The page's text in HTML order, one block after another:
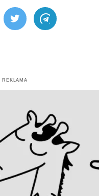
Twitter Telegram
REKLAMA